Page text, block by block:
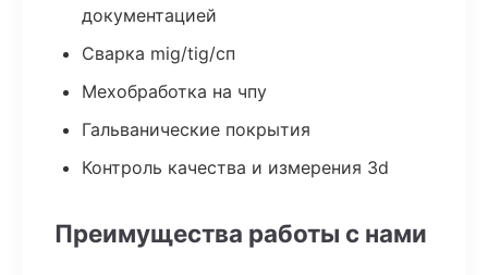
документацией
Сварка mig/tig/сп
Мехобработка на чпу
Гальванические покрытия
Контроль качества и измерения 3d
Преимущества работы с нами